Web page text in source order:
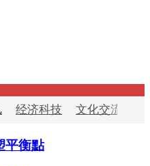
经济科技 文化交流
平衡點